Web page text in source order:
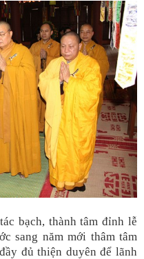
bạch, thành tâm đỉnh lễ
sang năm mới thâm tâm
đủ thiện duyên để lãnh